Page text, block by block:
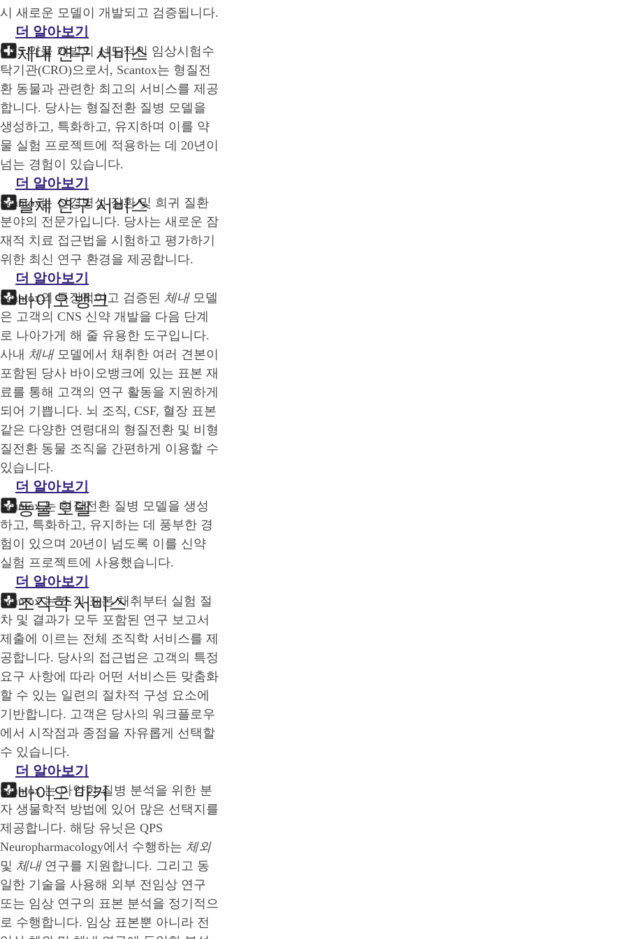
시 새로운 모델이 개발되고 검증됩니다.
더 알아보기
체내 연구 서비스
CNS 약물 개발의 선도적인 임상시험수
탁기관(CRO)으로서, Scantox는 형질전
환 동물과 관련한 최고의 서비스를 제공
합니다. 당사는 형질전환 질병 모델을
생성하고, 특화하고, 유지하며 이를 약
물 실험 프로젝트에 적용하는 데 20년이
넘는 경험이 있습니다.
더 알아보기
탈체 연구 서비스
Scantox는 신경병성 질환 및 희귀 질환
분야의 전문가입니다. 당사는 새로운 잠
재적 치료 접근법을 시험하고 평가하기
위한 최신 연구 환경을 제공합니다.
더 알아보기
바이오 뱅크
Scantox의 특징적이고 검증된 체내모델
은 고객의 CNS 신약 개발을 다음 단계
로 나아가게 해 줄 유용한 도구입니다.
사내 체내모델에서 채취한 여러 견본이
포함된 당사 바이오뱅크에 있는 표본 재
료를 통해 고객의 연구 활동을 지원하게
되어 기쁩니다. 뇌 조직, CSF, 혈장 표본
같은 다양한 연령대의 형질전환 및 비형
질전환 동물 조직을 간편하게 이용할 수
있습니다.
더 알아보기
동물 모델
Scantox 는 형질전환 질병 모델을 생성
하고, 특화하고, 유지하는 데 풍부한 경
험이 있으며 20년이 넘도록 이를 신약
실험 프로젝트에 사용했습니다.
더 알아보기
조직학 서비스
Scantox 는 조직 표본 채취부터 실험 절
차 및 결과가 모두 포함된 연구 보고서
제출에 이르는 전체 조직학 서비스를 제
공합니다. 당사의 접근법은 고객의 특정
요구 사항에 따라 어떤 서비스든 맞춤화
할 수 있는 일련의 절차적 구성 요소에
기반합니다. 고객은 당사의 워크플로우
에서 시작점과 종점을 자유롭게 선택할
수 있습니다.
더 알아보기
바이오 마커
Scantox 는 다양한 질병 분석을 위한 분
자 생물학적 방법에 있어 많은 선택지를
제공합니다. 해당 유닛은 QPS
Neuropharmacology에서 수행하는 체외
및 체내연구를 지원합니다. 그리고 동
일한 기술을 사용해 외부 전임상 연구
또는 임상 연구의 표본 분석을 정기적으
로 수행합니다. 임상 표본뿐 아니라 전